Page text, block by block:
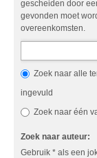
gescheiden door
gevonden moet
overeenkomsten.
Zoek naar alle
ingevuld
Zoek naar één
Zoek naar auteur:
Gebruik * als een